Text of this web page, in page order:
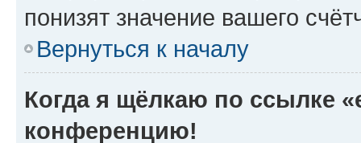
понизят значение вашего
Вернуться к началу
Когда я щёлкаю по ссылке
конференцию!